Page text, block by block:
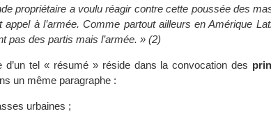
propriétaire a voulu réagir contre cette poussée des
appel à l’armée. Comme partout ailleurs en Amérique
pas des partis mais l’armée. » (2)
d’un tel « résumé » réside dans la convocation des
un même paragraphe :
urbaines ;